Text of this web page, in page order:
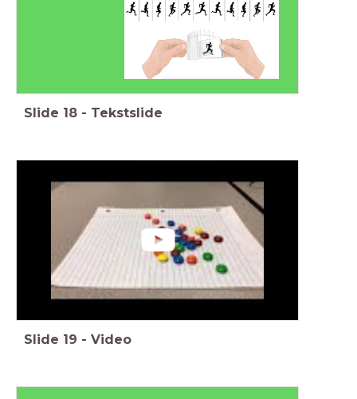
Slide 18 - Tekstslide
Slide 19 - Video